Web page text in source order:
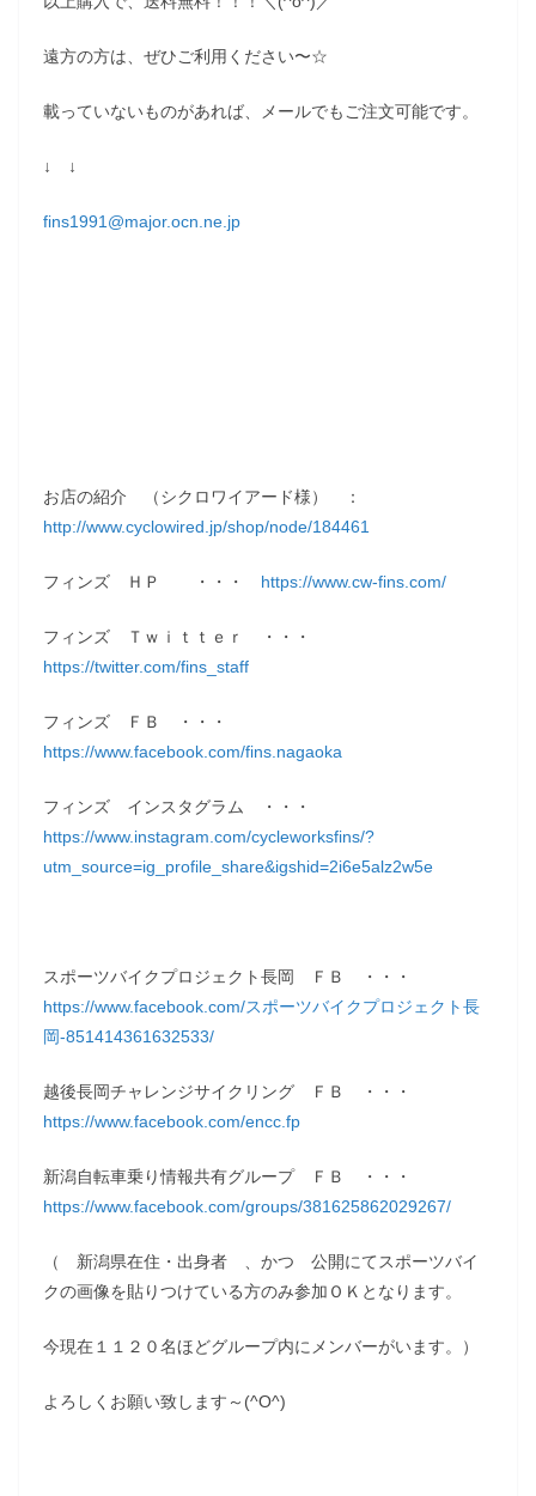
遠方の方は、ぜひご利用ください〜☆
載っていないものがあれば、メールでもご注文可能です。
↓ ↓
fins1991@major.ocn.ne.jp
お店の紹介 （シクロワイアード様） ：
http://www.cyclowired.jp/shop/node/184461
フィンズ ＨＰ ・・・ https://www.cw-fins.com/
フィンズ Ｔｗｉｔｔｅｒ ・・・
https://twitter.com/fins_staff
フィンズ ＦＢ ・・・
https://www.facebook.com/fins.nagaoka
フィンズ インスタグラム ・・・
https://www.instagram.com/cycleworksfins/?
utm_source=ig_profile_share&igshid=2i6e5alz2w5e
スポーツバイクプロジェクト長岡 ＦＢ ・・・
https://www.facebook.com/スポーツバイクプロジェクト長
岡-851414361632533/
越後長岡チャレンジサイクリング ＦＢ ・・・
https://www.facebook.com/encc.fp
新潟自転車乗り情報共有グループ ＦＢ ・・・
https://www.facebook.com/groups/381625862029267/
（ 新潟県在住・出身者 、かつ 公開にてスポーツバイ
クの画像を貼りつけている方のみ参加ＯＫとなります。
今現在１１２０名ほどグループ内にメンバーがいます。）
よろしくお願い致します～(^O^)